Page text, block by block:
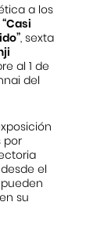
a los
“Casi
, sexta
al 1 de
del
por
el
su